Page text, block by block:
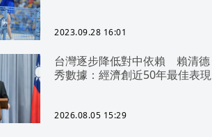
2023.09.28 16:01
台灣逐步降低對中依賴 賴清德
秀數據：經濟創近50年最佳表現
2026.08.05 15:29